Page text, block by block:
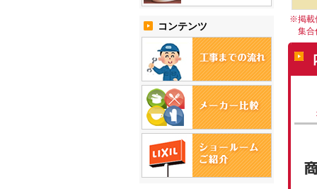
コンテンツ
※掲載
集合